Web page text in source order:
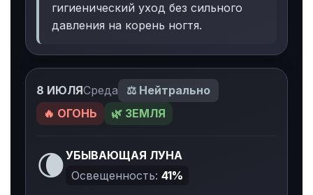
гигиенический уход без сильного
давления на корень ногтя.
8 ИЮЛЯСреда
⚖️ Нейтрально
🔥 ОГОНЬ
🌿 ЗЕМЛЯ
🌘УБЫВАЮЩАЯ ЛУНА
Освещенность: 41%